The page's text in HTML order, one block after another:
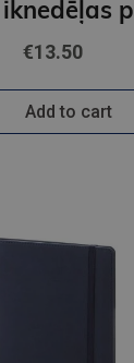
€13.50
Add to cart